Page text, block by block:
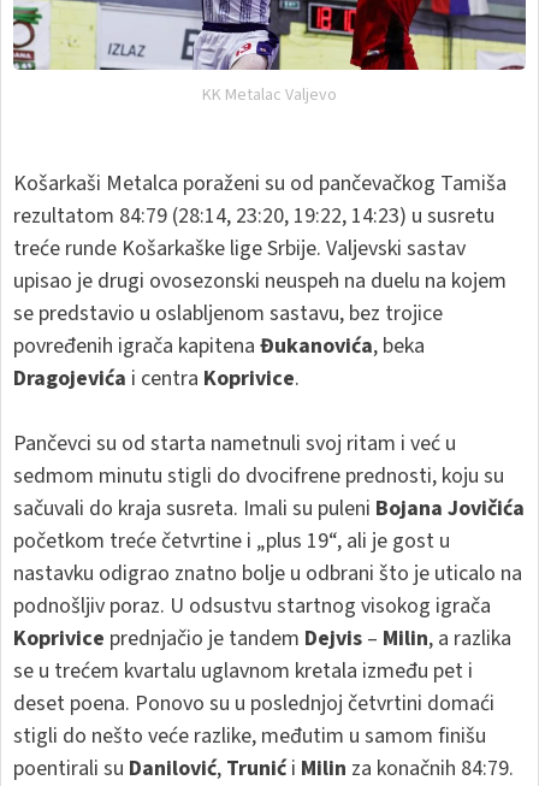
KK Metalac Valjevo
Košarkaši Metalca poraženi su od pančevačkog Tamiša
rezultatom 84:79 (28:14, 23:20, 19:22, 14:23) u susretu
treće runde Košarkaške lige Srbije. Valjevski sastav
upisao je drugi ovosezonski neuspeh na duelu na kojem
se predstavio u oslabljenom sastavu, bez trojice
povređenih igrača kapitena Đukanovića, beka
Dragojevića i centra Koprivice.
Pančevci su od starta nametnuli svoj ritam i već u
sedmom minutu stigli do dvocifrene prednosti, koju su
sačuvali do kraja susreta. Imali su puleni Bojana Jovičića
početkom treće četvrtine i „plus 19“, ali je gost u
nastavku odigrao znatno bolje u odbrani što je uticalo na
podnošljiv poraz. U odsustvu startnog visokog igrača
Koprivice prednjačio je tandem Dejvis – Milin, a razlika
se u trećem kvartalu uglavnom kretala između pet i
deset poena. Ponovo su u poslednjoj četvrtini domaći
stigli do nešto veće razlike, međutim u samom finišu
poentirali su Danilović, Trunići Milin za konačnih 84:79.